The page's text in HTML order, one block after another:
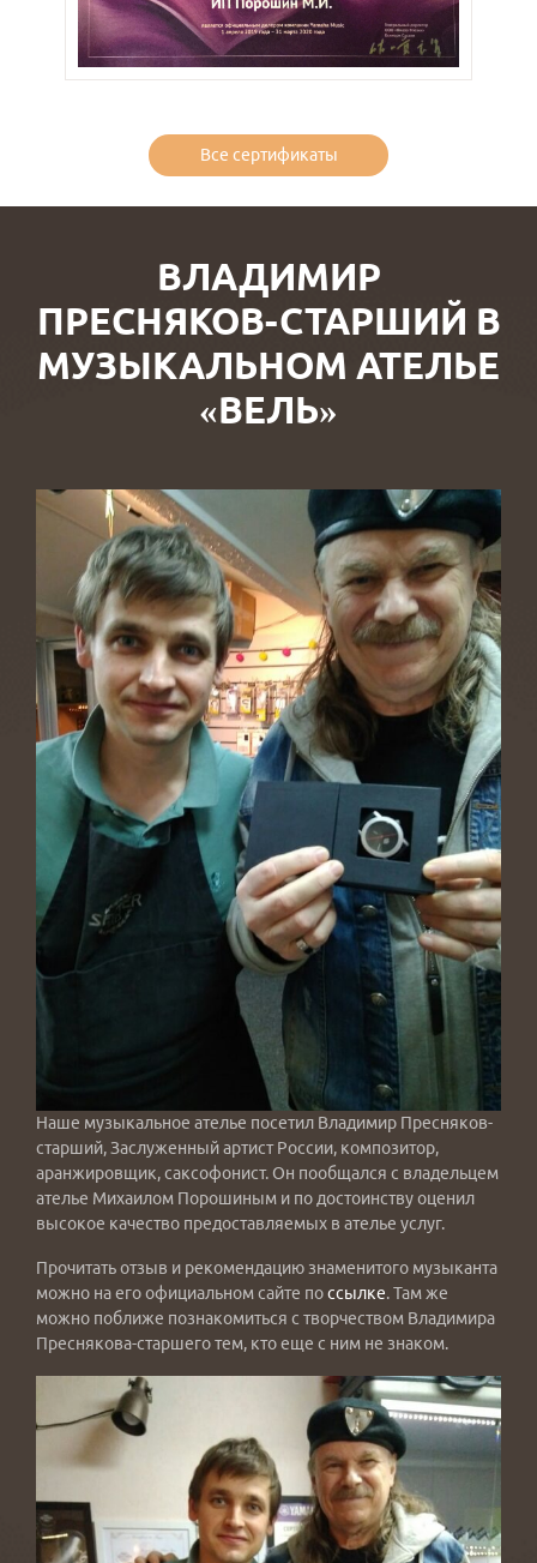
Все сертификаты
ВЛАДИМИР
ПРЕСНЯКОВ-СТАРШИЙ В
МУЗЫКАЛЬНОМ АТЕЛЬЕ
«ВЕЛЬ»
Наше музыкальное ателье посетил Владимир Пресняков-
старший, Заслуженный артист России, композитор,
аранжировщик, саксофонист. Он пообщался с владельцем
ателье Михаилом Порошиным и по достоинству оценил
высокое качество предоставляемых в ателье услуг.
Прочитать отзыв и рекомендацию знаменитого музыканта
можно на его официальном сайте поссылке. Там же
можно поближе познакомиться с творчеством Владимира
Преснякова-старшего тем, кто еще с ним не знаком.